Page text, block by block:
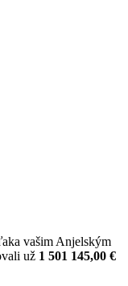
vašim Anjelským
už 1 501 145,00 €